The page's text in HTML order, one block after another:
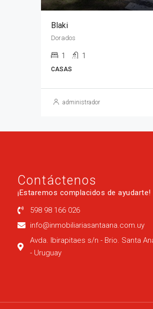
Blaki
Dorados
1 1
CASAS
administrador
Contáctenos
¡Estaremos complacidos de ayudarte!
598 98 166 026
info@inmobiliariasantaana.com.uy
Avda. Ibirapitaes s/n - Brio. Santa
- Uruguay